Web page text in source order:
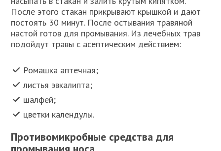
После этого стакан прикрывают крышкой и дают
постоять 30 минут. После остывания травяной
настой готов для промывания. Из лечебных трав
подойдут травы с асептическим действием:
Ромашка аптечная;
листья эвкалипта;
шалфей;
цветки календулы.
Противомикробные средства для